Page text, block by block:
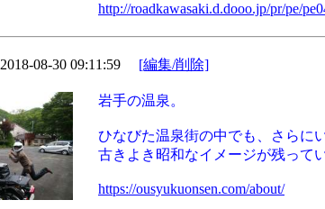
http://roadkawasaki.d.dooo.jp/pr/pe/
2018-08-30 09:11:59 [編集/削除]
岩手の温泉。
ひなびた温泉街の中でも、さらに
古きよき昭和なイメージが残って
https://ousyukuonsen.com/about/